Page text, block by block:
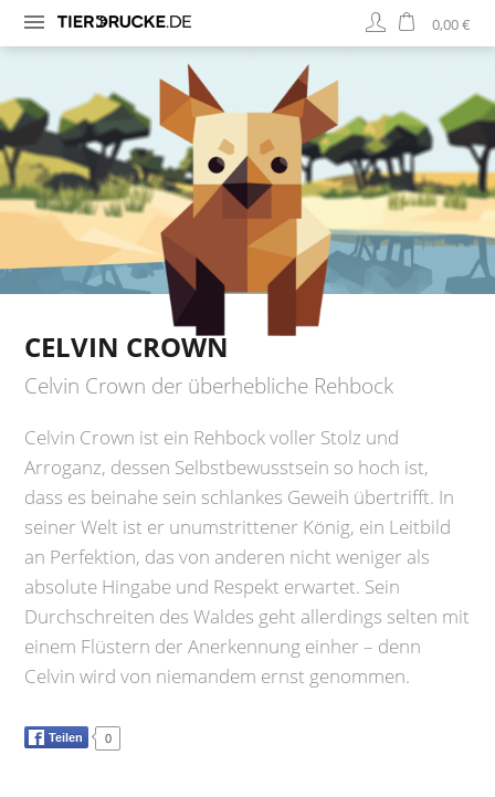
0,00 €
CELVIN CROWN
Celvin Crown der überhebliche Rehbock
Celvin Crown ist ein Rehbock voller Stolz und
Arroganz, dessen Selbstbewusstsein so hoch ist,
dass es beinahe sein schlankes Geweih übertrifft. In
seiner Welt ist er unumstrittener König, ein Leitbild
an Perfektion, das von anderen nicht weniger als
absolute Hingabe und Respekt erwartet. Sein
Durchschreiten des Waldes geht allerdings selten mit
einem Flüstern der Anerkennung einher – denn
Celvin wird von niemandem ernst genommen.
Teilen 0